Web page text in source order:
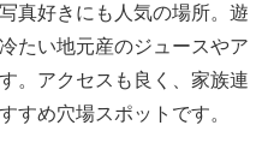
真好きにも人気の場所。遊
たい地元産のジュースやア
。アクセスも良く、家族連
すめ穴場スポットです。